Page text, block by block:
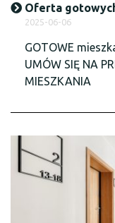
Oferta
2025-06-06
GOTOWE
UMÓW SIĘ NA
MIESZKANIA